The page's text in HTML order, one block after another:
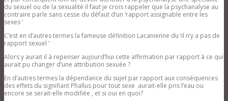
du sexuel ou de la sexualité il faut je crois rappeler que la psychanalyse au
contraire parle sans cesse du défaut d’un ‘rapport assignable entre les
sexes ‘
C’est en d’autres termes la fameuse définition Lacanienne du ‘il n’y a pas de
rapport sexuel ‘
Alors y aurait il à repenser aujourd’hui cette affirmation par rapport à ce qui
aurait pu changer d’une attribution sexuée ?
En d’autres termes la dépendance du sujet par rapport aux conséquences
des effets du signifiant Phallus pour tout sexe aurait-elle pris l’eau ou
encore se serait-elle modifiée , et si oui en quoi?